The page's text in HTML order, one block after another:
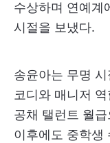
수상하며 연예계
시절을 보냈다.
송윤아는 무명
코디와 매니저
공채 탤런트 월
이후에도 중학생